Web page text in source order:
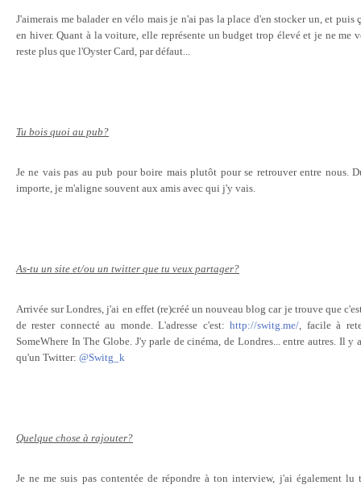
J'aimerais me balader en vélo mais je n'ai pas la place d'en stocker un, et
en hiver. Quant à la voiture, elle représente un budget trop élevé et je ne me
reste plus que l'Oyster Card, par défaut...
Tu bois quoi au pub?
Je ne vais pas au pub pour boire mais plutôt pour se retrouver entre nous.
importe, je m'aligne souvent aux amis avec qui j'y vais.
As-tu un site et/ou un twitter que tu veux partager?
Arrivée sur Londres, j'ai en effet (re)créé un nouveau blog car je trouve que
de rester connecté au monde. L'adresse c'est:http://switg.me/, facile à
SomeWhere In The Globe. J'y parle de cinéma, de Londres... entre autres. Il y
qu'un Twitter: @Switg_k
Quelque chose à rajouter?
Je ne me suis pas contentée de répondre à ton interview, j'ai également